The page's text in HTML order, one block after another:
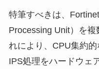
特筆すべきは、
Processing Unit）を複
れにより、CPU集約
IPS処理をハードウェ